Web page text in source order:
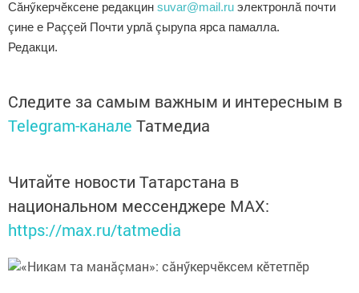
Сăнӳкерчӗксене редакцин suvar@mail.ru электронлă почти
çине е Раççей Почти урлă çырупа ярса памалла.
Редакци.
Следите за самым важным и интересным в
Telegram-канале Татмедиа
Читайте новости Татарстана в
национальном мессенджере MАХ:
https://max.ru/tatmedia